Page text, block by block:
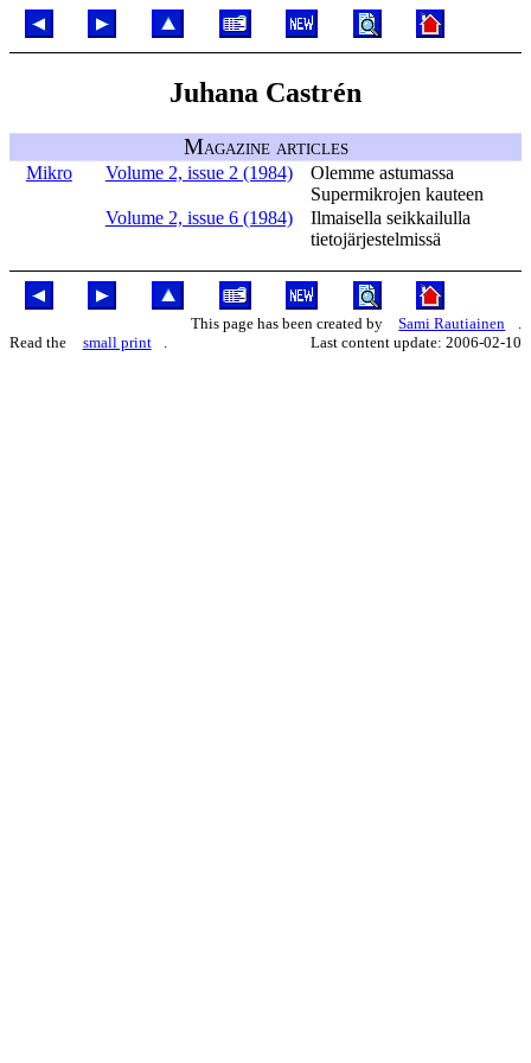
Juhana Castrén
Magazine articles
Mikro Volume 2, issue 2 (1984)
Olemme astumassa
Supermikrojen kauteen
Volume 2, issue 6 (1984)
Ilmaisella seikkailulla
tietojärjestelmissä
This page has been created by Sami Rautiainen
Read the
small print Last content update: 2006-02-10